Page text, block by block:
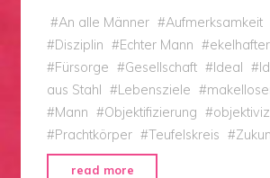
#An alle Männer #Aufmerksamkeit
#Disziplin #Echter Mann #
#Fürsorge #Gesellschaft #Ideal #
aus Stahl #Lebensziele #
#Mann #Objektifizierung #
#Prachtkörper #Teufelskreis #
read more